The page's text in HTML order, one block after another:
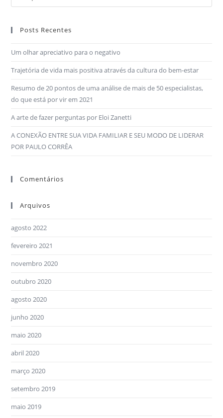
Posts Recentes
Um olhar apreciativo para o negativo
Trajetória de vida mais positiva através da cultura do bem-estar
Resumo de 20 pontos de uma análise de mais de 50 especialistas,
do que está por vir em 2021
A arte de fazer perguntas por Eloi Zanetti
A CONEXÃO ENTRE SUA VIDA FAMILIAR E SEU MODO DE LIDERAR
POR PAULO CORRÊA
Comentários
Arquivos
agosto 2022
fevereiro 2021
novembro 2020
outubro 2020
agosto 2020
junho 2020
maio 2020
abril 2020
março 2020
setembro 2019
maio 2019